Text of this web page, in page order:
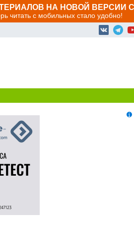
НА НОВОЙ ВЕРСИИ
читать с мобильных стало удобно!